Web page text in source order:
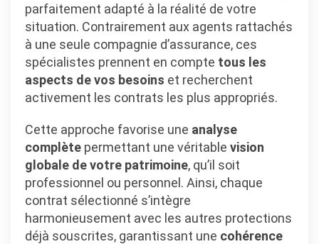
parfaitement adapté à la réalité de votre
situation. Contrairement aux agents rattachés
à une seule compagnie d’assurance, ces
spécialistes prennent en compte tous les
aspects de vos besoins et recherchent
activement les contrats les plus appropriés.
Cette approche favorise une analyse
complète permettant une véritable vision
globale de votre patrimoine, qu’il soit
professionnel ou personnel. Ainsi, chaque
contrat sélectionné s’intègre
harmonieusement avec les autres protections
déjà souscrites, garantissant une cohérence